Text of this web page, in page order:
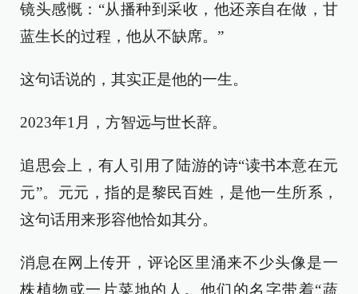
镜头感慨：“从播种到采收，他还亲自在做，甘
蓝生长的过程，他从不缺席。”
这句话说的，其实正是他的一生。
2023年1月，方智远与世长辞。
追思会上，有人引用了陆游的诗“读书本意在元
元”。元元，指的是黎民百姓，是他一生所系，
这句话用来形容他恰如其分。
消息在网上传开，评论区里涌来不少头像是一
株植物或一片菜地的人。他们的名字带着“蔬